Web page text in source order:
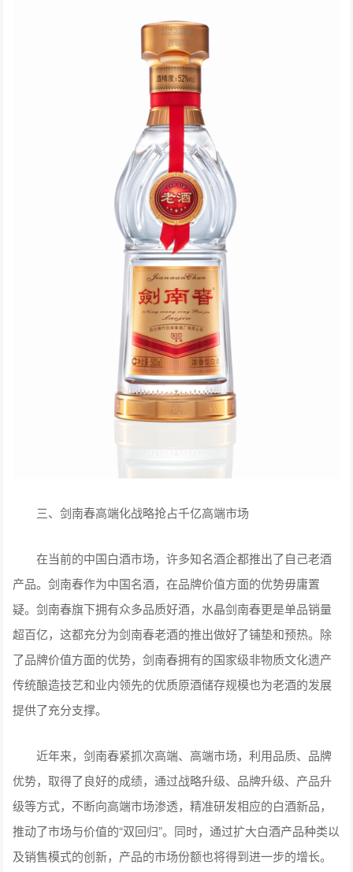
三、剑南春高端化战略抢占千亿高端市场
在当前的中国白酒市场，许多知名酒企都推出了自己老酒
产品。剑南春作为中国名酒，在品牌价值方面的优势毋庸置
疑。剑南春旗下拥有众多品质好酒，水晶剑南春更是单品销量
超百亿，这都充分为剑南春老酒的推出做好了铺垫和预热。除
了品牌价值方面的优势，剑南春拥有的国家级非物质文化遗产
传统酿造技艺和业内领先的优质原酒储存规模也为老酒的发展
提供了充分支撑。
近年来，剑南春紧抓次高端、高端市场，利用品质、品牌
优势，取得了良好的成绩，通过战略升级、品牌升级、产品升
级等方式，不断向高端市场渗透，精准研发相应的白酒新品，
推动了市场与价值的“双回归”。同时，通过扩大白酒产品种类以
及销售模式的创新，产品的市场份额也将得到进一步的增长。